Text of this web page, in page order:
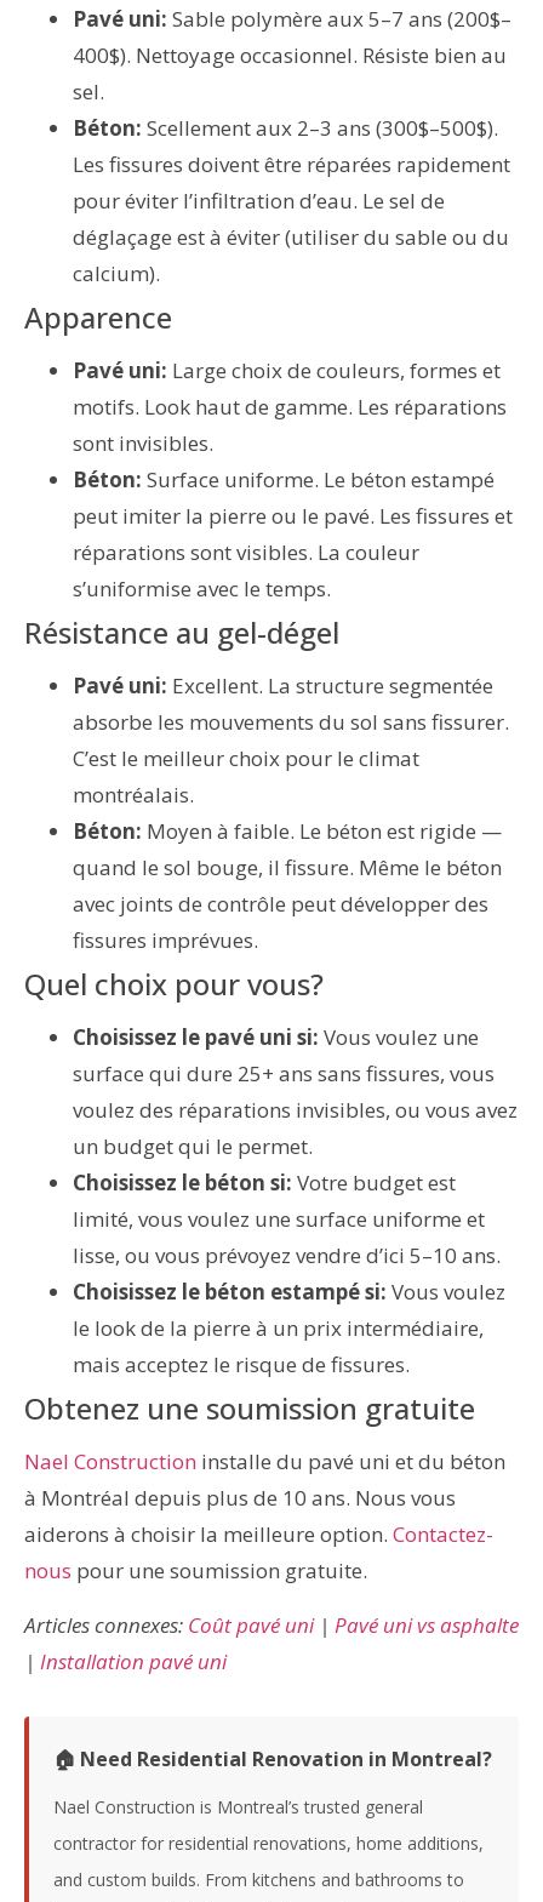
Pavé uni: Sable polymère aux 5–7 ans (200$–
400$). Nettoyage occasionnel. Résiste bien au
sel.
Béton: Scellement aux 2–3 ans (300$–500$).
Les fissures doivent être réparées rapidement
pour éviter l’infiltration d’eau. Le sel de
déglaçage est à éviter (utiliser du sable ou du
calcium).
Apparence
Pavé uni: Large choix de couleurs, formes et
motifs. Look haut de gamme. Les réparations
sont invisibles.
Béton: Surface uniforme. Le béton estampé
peut imiter la pierre ou le pavé. Les fissures et
réparations sont visibles. La couleur
s’uniformise avec le temps.
Résistance au gel-dégel
Pavé uni: Excellent. La structure segmentée
absorbe les mouvements du sol sans fissurer.
C’est le meilleur choix pour le climat
montréalais.
Béton: Moyen à faible. Le béton est rigide —
quand le sol bouge, il fissure. Même le béton
avec joints de contrôle peut développer des
fissures imprévues.
Quel choix pour vous?
Choisissez le pavé uni si: Vous voulez une
surface qui dure 25+ ans sans fissures, vous
voulez des réparations invisibles, ou vous avez
un budget qui le permet.
Choisissez le béton si: Votre budget est
limité, vous voulez une surface uniforme et
lisse, ou vous prévoyez vendre d’ici 5–10 ans.
Choisissez le béton estampé si: Vous voulez
le look de la pierre à un prix intermédiaire,
mais acceptez le risque de fissures.
Obtenez une soumission gratuite
Nael Construction installe du pavé uni et du béton
à Montréal depuis plus de 10 ans. Nous vous
aiderons à choisir la meilleure option. Contactez-
nous pour une soumission gratuite.
Articles connexes: Coût pavé uni| Pavé uni vs asphalte
| Installation pavé uni
🏠 Need Residential Renovation in Montreal?
Nael Construction is Montreal’s trusted general
contractor for residential renovations, home additions,
and custom builds. From kitchens and bathrooms to